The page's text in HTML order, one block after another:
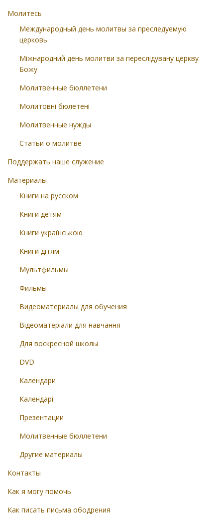
Молитесь
Международный день молитвы за преследуемую
церковь
Міжнародний день молитви за переслідувану церкву
Божу
Молитвенные бюллетени
Молитовні бюлетені
Молитвенные нужды
Статьи о молитве
Поддержать наше служение
Материалы
Книги на русском
Книги детям
Книги українською
Книги дітям
Мультфильмы
Фильмы
Видеоматериалы для обучения
Відеоматеріали для навчання
Для воскресной школы
DVD
Календари
Календарі
Презентации
Молитвенные бюллетени
Другие материалы
Контакты
Как я могу помочь
Как писать письма ободрения